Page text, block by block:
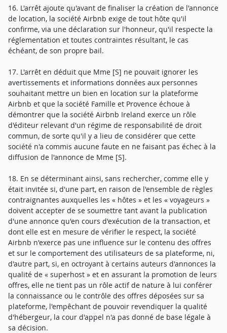
16. L'arrêt ajoute qu'avant de finaliser la création de l'annonce
de location, la société Airbnb exige de tout hôte qu'il
confirme, via une déclaration sur l'honneur, qu'il respecte la
réglementation et toutes contraintes résultant, le cas
échéant, de son propre bail.
17. L'arrêt en déduit que Mme [S] ne pouvait ignorer les
avertissements et informations données aux personnes
souhaitant mettre un bien en location sur la plateforme
Airbnb et que la société Famille et Provence échoue à
démontrer que la société Airbnb Ireland exerce un rôle
d'éditeur relevant d'un régime de responsabilité de droit
commun, de sorte qu'il y a lieu de considérer que cette
société n'a commis aucune faute en ne faisant pas échec à la
diffusion de l'annonce de Mme [S].
18. En se déterminant ainsi, sans rechercher, comme elle y
était invitée si, d'une part, en raison de l'ensemble de règles
contraignantes auxquelles les « hôtes » et les « voyageurs »
doivent accepter de se soumettre tant avant la publication
d'une annonce qu'en cours d'exécution de la transaction, et
dont elle est en mesure de vérifier le respect, la société
Airbnb n'exerce pas une influence sur le contenu des offres
et sur le comportement des utilisateurs de sa plateforme, ni,
d'autre part, si, en octroyant à certains auteurs d'annonces la
qualité de « superhost » et en assurant la promotion de leurs
offres, elle ne tient pas un rôle actif de nature à lui conférer
la connaissance ou le contrôle des offres déposées sur sa
plateforme, l'empêchant de pouvoir revendiquer la qualité
d'hébergeur, la cour d'appel n'a pas donné de base légale à
sa décision.